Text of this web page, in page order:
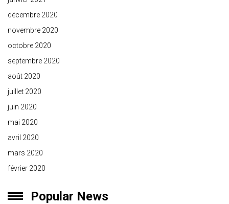
décembre 2020
novembre 2020
octobre 2020
septembre 2020
août 2020
juillet 2020
juin 2020
mai 2020
avril 2020
mars 2020
février 2020
Popular News